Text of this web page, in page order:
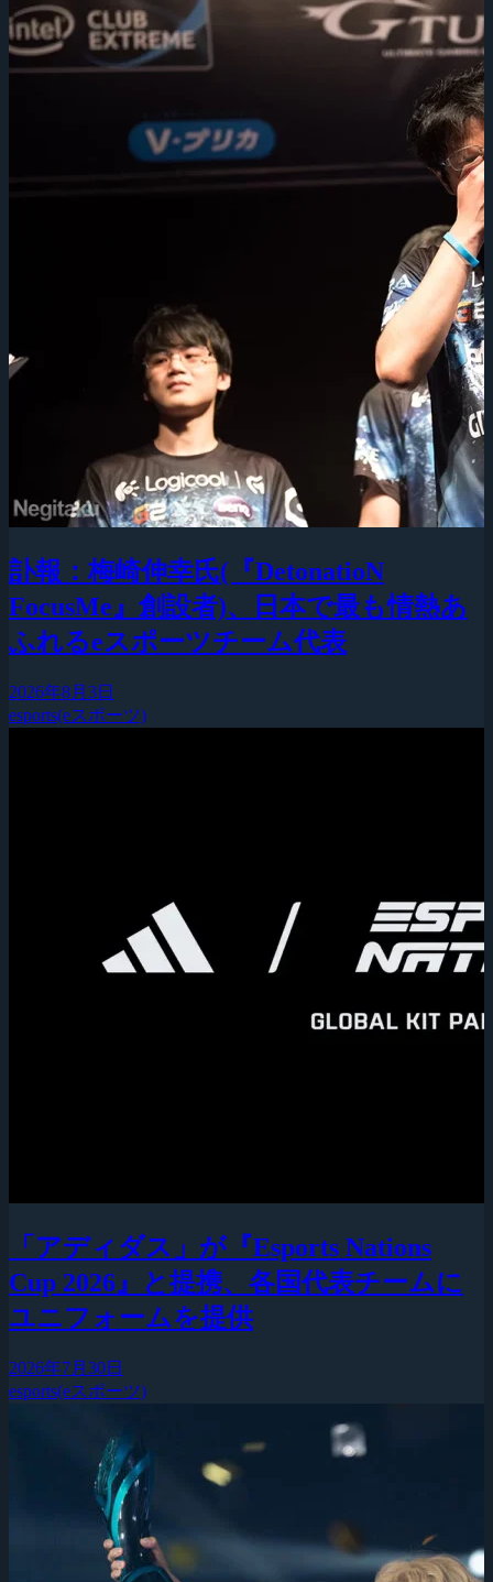
訃報：梅崎伸幸氏(『DetonatioN
FocusMe』創設者)、日本で最も情熱あ
ふれるeスポーツチーム代表
2026年8月3日
esports(eスポーツ)
「アディダス」が『Esports Nations
Cup 2026』と提携、各国代表チームに
ユニフォームを提供
2026年7月30日
esports(eスポーツ)